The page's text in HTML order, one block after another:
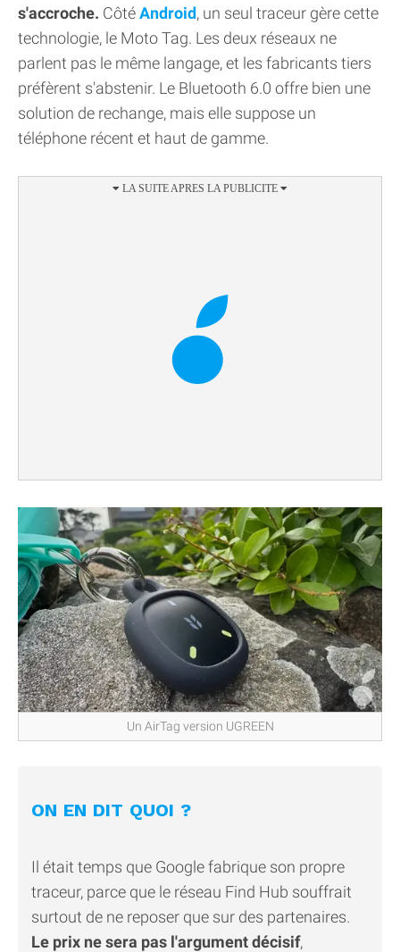
s'accroche. CôtéAndroid, un seul traceur gère cette
technologie, le Moto Tag. Les deux réseaux ne
parlent pas le même langage, et les fabricants tiers
préfèrent s'abstenir. Le Bluetooth 6.0 offre bien une
solution de rechange, mais elle suppose un
téléphone récent et haut de gamme.
Un AirTag version UGREEN
ON EN DIT QUOI ?
Il était temps que Google fabrique son propre
traceur, parce que le réseau Find Hub souffrait
surtout de ne reposer que sur des partenaires.
Le prix ne sera pas l'argument décisif,